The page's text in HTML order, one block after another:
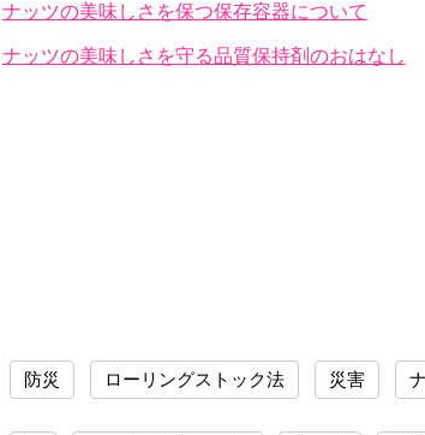
ナッツの美味しさを保つ保存容器について
ナッツの美味しさを守る品質保持剤のおはなし
防災 ローリングストック法 災害